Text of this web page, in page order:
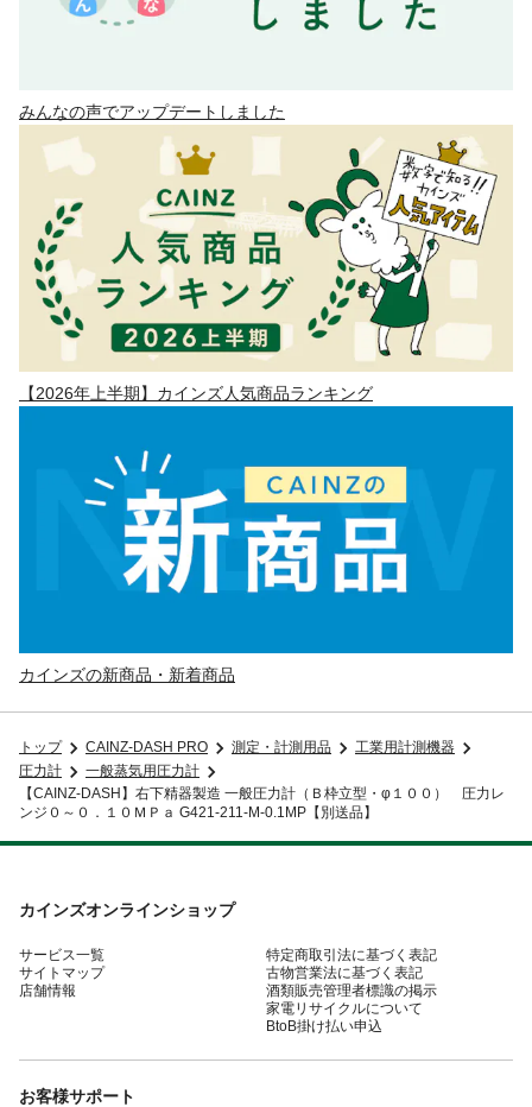
みんなの声でアップデートしました
【2026年上半期】カインズ人気商品ランキング
カインズの新商品・新着商品
トップ CAINZ-DASH PRO 測定・計測用品
工業用計測機器
圧力計
一般蒸気用圧力計
【CAINZ-DASH】右下精器製造 一般圧力計（Ｂ枠立型・φ１００） 圧力レ
ンジ０～０．１０ＭＰａ G421-211-M-0.1MP【別送品】
カインズオンラインショップ
サービス一覧
サイトマップ
店舗情報
特定商取引法に基づく表記
古物営業法に基づく表記
酒類販売管理者標識の掲示
家電リサイクルについて
BtoB掛け払い申込
お客様サポート